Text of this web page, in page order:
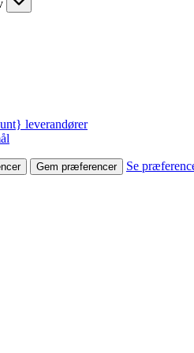
leverandører
Gem præferencer Se